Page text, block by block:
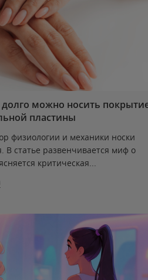
долго можно носить
пластины
физиологии и механики носки
В статье развенчивается миф о
критическая...